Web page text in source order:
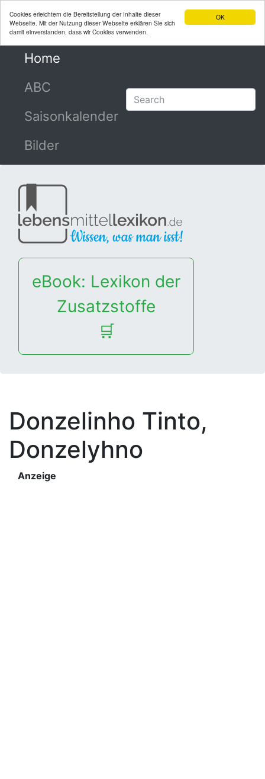
OK
Cookies erleichtern die Bereitstellung der Inhalte dieser
Webseite. Mit der Nutzung dieser Webseite erklären Sie sich
damit einverstanden, dass wir Cookies verwenden.
Home
ABC
Saisonkalender
Bilder
eBook: Lexikon der
Zusatzstoffe
🛒
Donzelinho Tinto,
Donzelyhno
Anzeige